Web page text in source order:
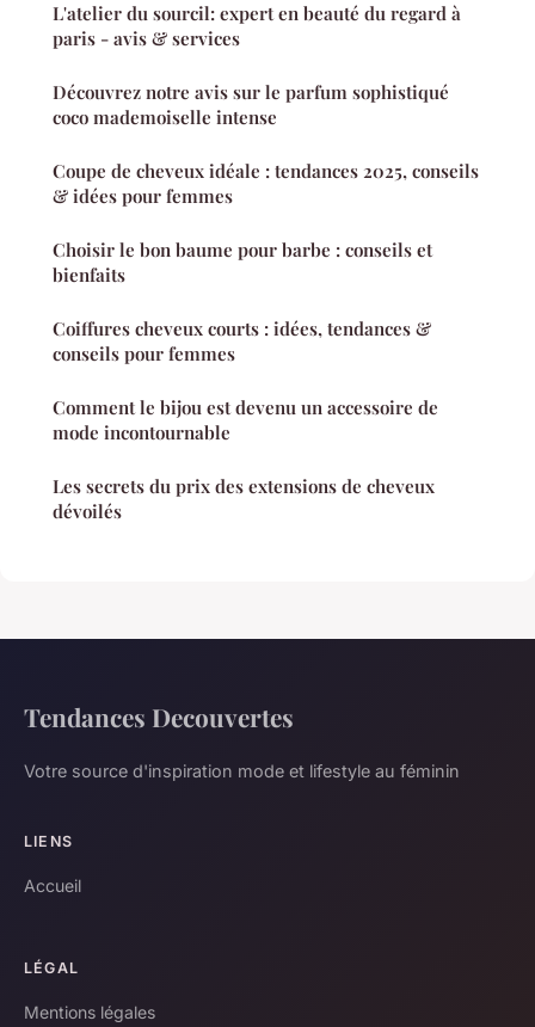
L'atelier du sourcil: expert en beauté du regard à
paris - avis & services
Découvrez notre avis sur le parfum sophistiqué
coco mademoiselle intense
Coupe de cheveux idéale : tendances 2025, conseils
& idées pour femmes
Choisir le bon baume pour barbe : conseils et
bienfaits
Coiffures cheveux courts : idées, tendances &
conseils pour femmes
Comment le bijou est devenu un accessoire de
mode incontournable
Les secrets du prix des extensions de cheveux
dévoilés
Tendances Decouvertes
Votre source d'inspiration mode et lifestyle au féminin
LIENS
Accueil
LÉGAL
Mentions légales